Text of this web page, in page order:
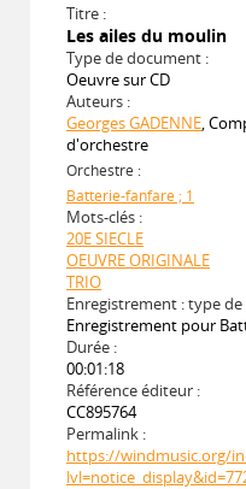
Titre :
Les ailes du moulin
Type de document :
Oeuvre sur CD
Auteurs :
Georges GADENNE,
d'orchestre
Orchestre :
Batterie-fanfare ; 1
Mots-clés :
20E SIECLE
OEUVRE ORIGINALE
TRIO
Enregistrement : type
Enregistrement pour
Durée :
00:01:18
Référence éditeur :
CC895764
Permalink :
https://windmusic.org/